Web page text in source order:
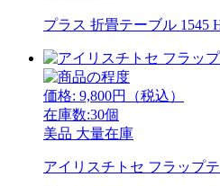
プラス 折畳テーブル 1545
価格: 9,800円（税込）
在庫数:30個
美品 大量在庫
アイリスチトセ フラップ